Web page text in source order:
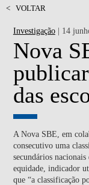
< VOLTAR
Investigação| 14
Nova
das
A Nova SBE, em
consecutivo uma
secundários
equidade, indicador
que “a classificação